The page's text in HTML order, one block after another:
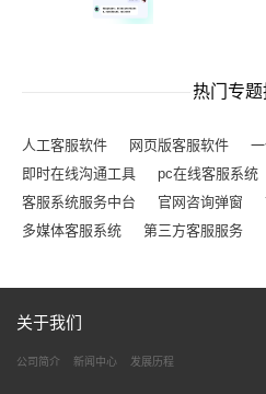
热门专
人工客服软件 网页版客服软件
即时在线沟通工具
pc在线客服系统
客服系统服务中台
官网咨询弹窗
多媒体客服系统
第三方客服服务
关于我们
公司简介 新闻中心 发展历程